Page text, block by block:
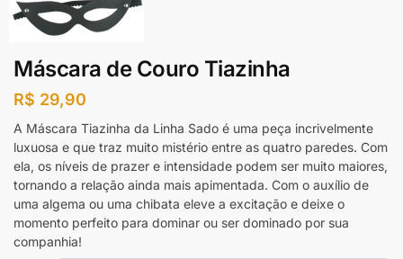
Máscara de Couro Tiazinha
R$ 29,90
A Máscara Tiazinha da Linha Sado é uma peça incrivelmente
luxuosa e que traz muito mistério entre as quatro paredes. Com
ela, os níveis de prazer e intensidade podem ser muito maiores,
tornando a relação ainda mais apimentada. Com o auxílio de
uma algema ou uma chibata eleve a excitação e deixe o
momento perfeito para dominar ou ser dominado por sua
companhia!